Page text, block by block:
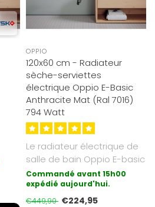
OPPIO
120x60 cm - Radiateur
sèche-serviettes
électrique Oppio E-Basic
Anthracite Mat (Ral 7016)
794 Watt
Le radiateur électrique de
salle de bain Oppio E-basic
est la forme de chauffag..
Commandé avant 15h00
expédié aujourd'hui.
€449,90 €224,95